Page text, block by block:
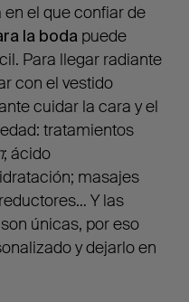
el que confiar de
la boda puede
Para llegar radiante
con el vestido
cuidar la cara y el
tratamientos
; ácido
masajes
Y las
únicas, por eso
y dejarlo en